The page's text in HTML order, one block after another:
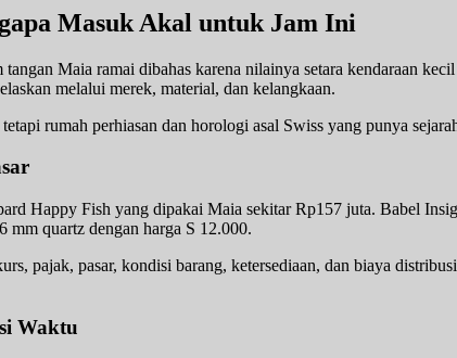
Masuk Akal untuk Jam Ini
Maia ramai dibahas karena nilainya setara kendaraan
melalui merek, material, dan kelangkaan.
rumah perhiasan dan horologi asal Swiss yang punya
Happy Fish yang dipakai Maia sekitar Rp157 juta. Babel
mm quartz dengan harga S 12.000.
pajak, pasar, kondisi barang, ketersediaan, dan biaya
Waktu